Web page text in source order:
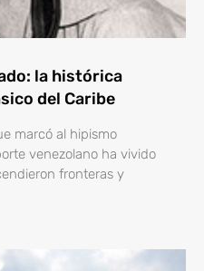
la histórica
del Caribe
marcó al hipismo
venezolano ha vivido
fronteras y